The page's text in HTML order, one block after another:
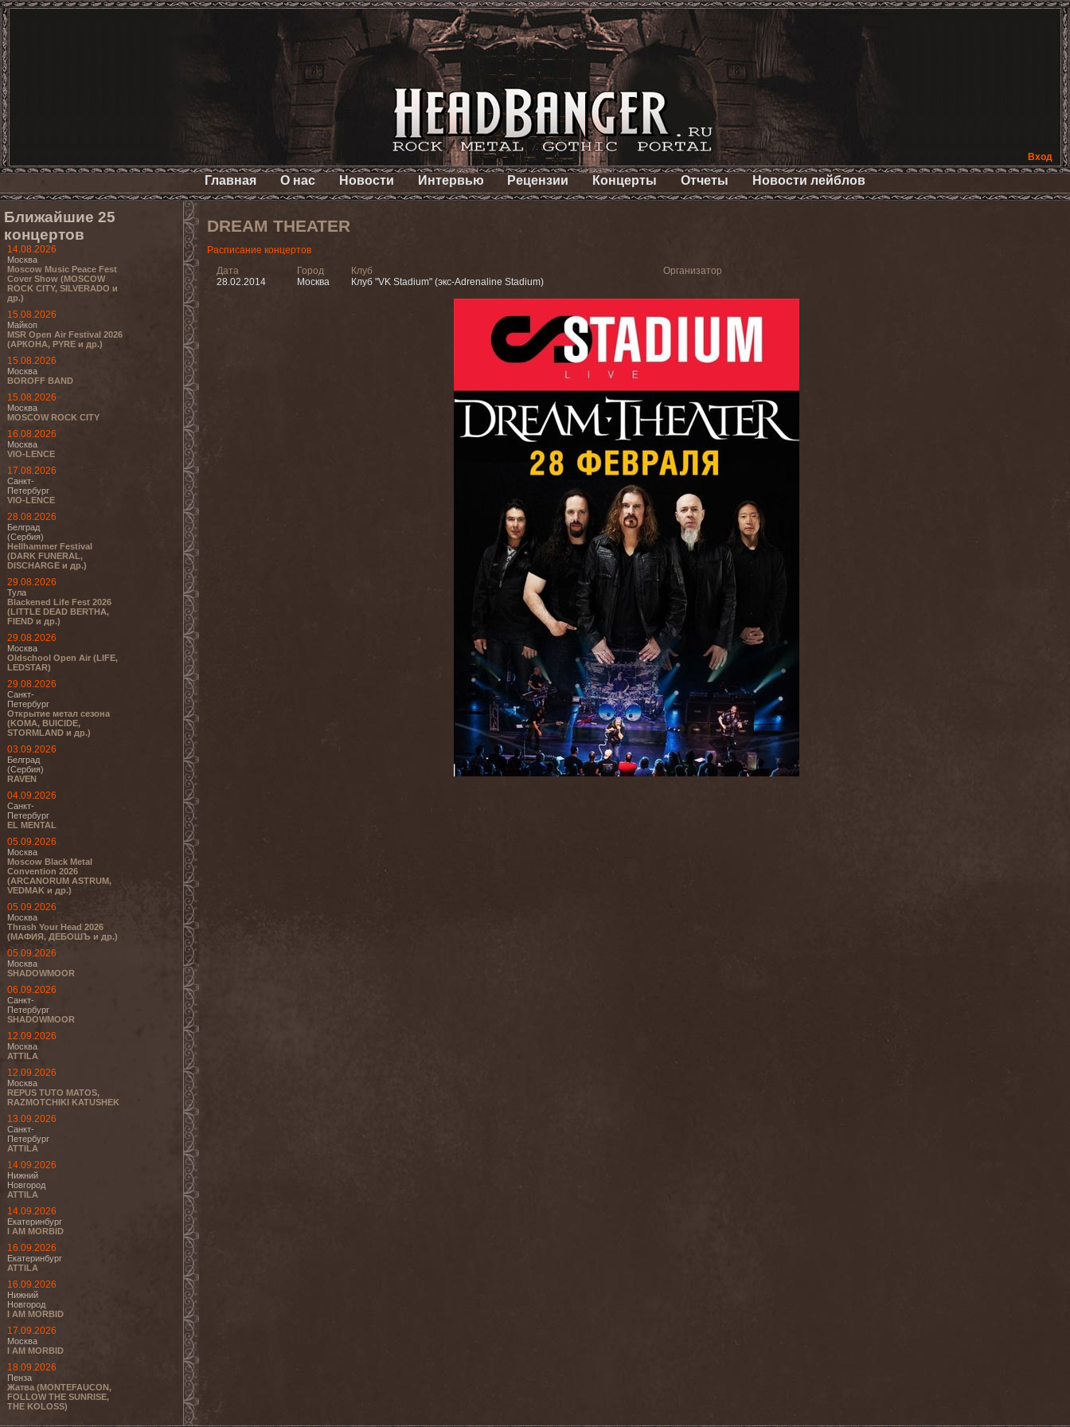
Вход
Главная О нас Новости Интервью Рецензии Концерты Отчеты Новости лейблов
Ближайшие 25
концертов
14.08.2026
Москва
Moscow Music Peace Fest
Cover Show (MOSCOW
ROCK CITY, SILVERADO и
др.)
15.08.2026
Майкоп
MSR Open Air Festival 2026
(АРКОНА, PYRE и др.)
15.08.2026
Москва
BOROFF BAND
15.08.2026
Москва
MOSCOW ROCK CITY
16.08.2026
Москва
VIO-LENCE
17.08.2026
Санкт-
Петербург
VIO-LENCE
28.08.2026
Белград
(Сербия)
Hellhammer Festival
(DARK FUNERAL,
DISCHARGE и др.)
29.08.2026
Тула
Blackened Life Fest 2026
(LITTLE DEAD BERTHA,
FIEND и др.)
29.08.2026
Москва
Oldschool Open Air (LIFE,
LEDSTAR)
29.08.2026
Санкт-
Петербург
Открытие метал сезона
(KOMA, BUICIDE,
STORMLAND и др.)
03.09.2026
Белград
(Сербия)
RAVEN
04.09.2026
Санкт-
Петербург
EL MENTAL
05.09.2026
Москва
Moscow Black Metal
Convention 2026
(ARCANORUM ASTRUM,
VEDMAK и др.)
05.09.2026
Москва
Thrash Your Head 2026
(МАФИЯ, ДЕБОШЪ и др.)
05.09.2026
Москва
SHADOWMOOR
06.09.2026
Санкт-
Петербург
SHADOWMOOR
12.09.2026
Москва
ATTILA
12.09.2026
Москва
REPUS TUTO MATOS,
RAZMOTCHIKI KATUSHEK
13.09.2026
Санкт-
Петербург
ATTILA
14.09.2026
Нижний
Новгород
ATTILA
14.09.2026
Екатеринбург
I AM MORBID
16.09.2026
Екатеринбург
ATTILA
16.09.2026
Нижний
Новгород
I AM MORBID
17.09.2026
Москва
I AM MORBID
18.09.2026
Пенза
Жатва (MONTEFAUCON,
FOLLOW THE SUNRISE,
THE KOLOSS)
DREAM THEATER
Расписание концертов
Дата
28.02.2014
Город
Москва
Клуб
Клуб "VK Stadium" (экс-Adrenaline Stadium)
Организатор